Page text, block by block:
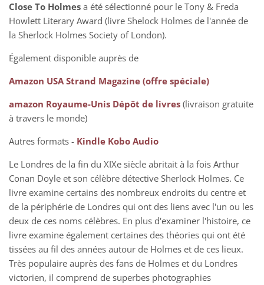
Close To Holmes a été sélectionné pour le Tony & Freda
Howlett Literary Award (livre Shelock Holmes de l'année de
la Sherlock Holmes Society of London).
Également disponible auprès de
Amazon USA Strand Magazine (offre spéciale)
amazon Royaume-Unis Dépôt de livres (livraison gratuite
à travers le monde)
Autres formats - Kindle Kobo Audio
Le Londres de la fin du XIXe siècle abritait à la fois Arthur
Conan Doyle et son célèbre détective Sherlock Holmes. Ce
livre examine certains des nombreux endroits du centre et
de la périphérie de Londres qui ont des liens avec l'un ou les
deux de ces noms célèbres. En plus d'examiner l'histoire, ce
livre examine également certaines des théories qui ont été
tissées au fil des années autour de Holmes et de ces lieux.
Très populaire auprès des fans de Holmes et du Londres
victorien, il comprend de superbes photographies